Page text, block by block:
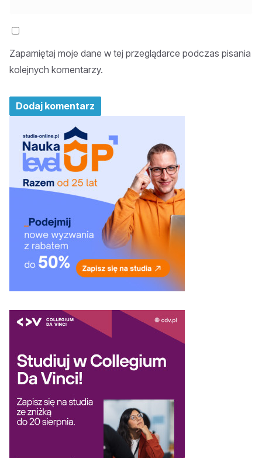
Zapamiętaj moje dane w tej przeglądarce podczas pisania
kolejnych komentarzy.